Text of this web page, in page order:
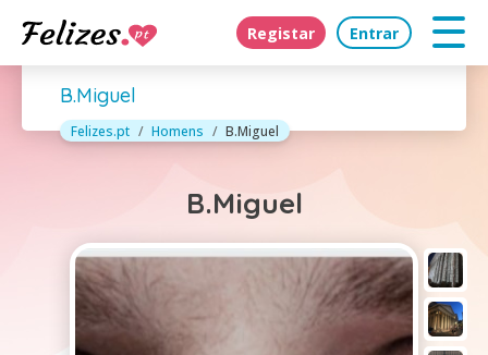
Registar Entrar
B.Miguel
Felizes.pt Homens B.Miguel
B.Miguel